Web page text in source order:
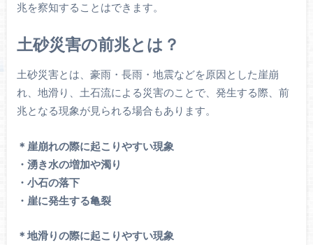
兆を察知することはできます。
土砂災害の前兆とは？
土砂災害とは、豪雨・長雨・地震などを原因とした崖崩
れ、地滑り、土石流による災害のことで、発生する際、前
兆となる現象が見られる場合もあります。
＊崖崩れの際に起こりやすい現象
・湧き水の増加や濁り
・小石の落下
・崖に発生する亀裂
＊地滑りの際に起こりやすい現象